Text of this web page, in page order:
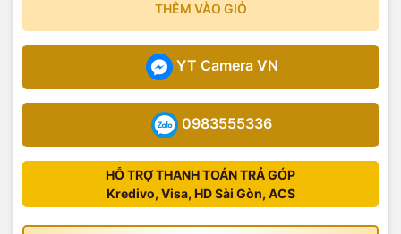
THÊM VÀO GIỎ
YT Camera VN
0983555336
HỖ TRỢ THANH TOÁN TRẢ GÓP
Kredivo, Visa, HD Sài Gòn, ACS